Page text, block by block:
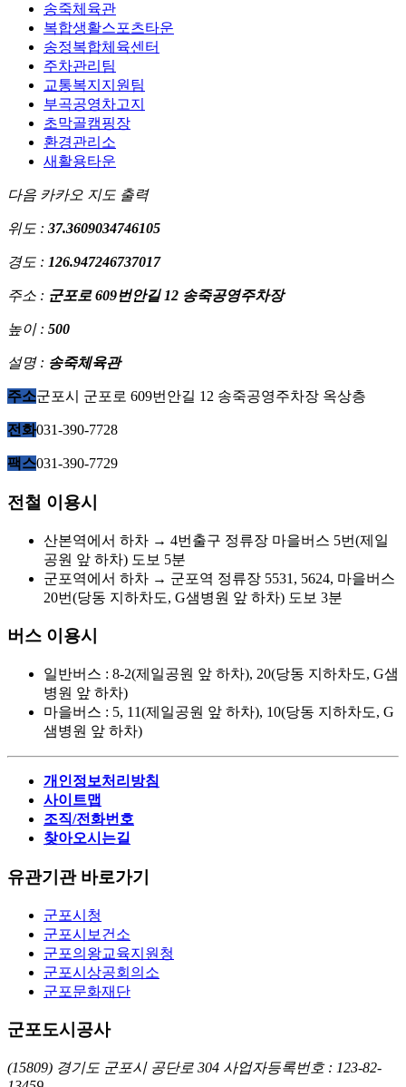
송죽체육관
복합생활스포츠타운
송정복합체육센터
주차관리팀
교통복지지원팀
부곡공영차고지
초막골캠핑장
환경관리소
새활용타운
다음 카카오 지도 출력
위도 : 37.3609034746105
경도 : 126.947246737017
주소 : 군포로 609번안길 12 송죽공영주차장
높이 : 500
설명 : 송죽체육관
주소군포시 군포로 609번안길 12 송죽공영주차장 옥상층
전화031-390-7728
팩스031-390-7729
전철 이용시
산본역에서 하차 → 4번출구 정류장 마을버스 5번(제일
공원 앞 하차) 도보 5분
군포역에서 하차 → 군포역 정류장 5531, 5624, 마을버스
20번(당동 지하차도, G샘병원 앞 하차) 도보 3분
버스 이용시
일반버스 : 8-2(제일공원 앞 하차), 20(당동 지하차도, G샘
병원 앞 하차)
마을버스 : 5, 11(제일공원 앞 하차), 10(당동 지하차도, G
샘병원 앞 하차)
개인정보처리방침
사이트맵
조직/전화번호
찾아오시는길
유관기관 바로가기
군포시청
군포시보건소
군포의왕교육지원청
군포시상공회의소
군포문화재단
군포도시공사
(15809) 경기도 군포시 공단로 304 사업자등록번호 : 123-82-